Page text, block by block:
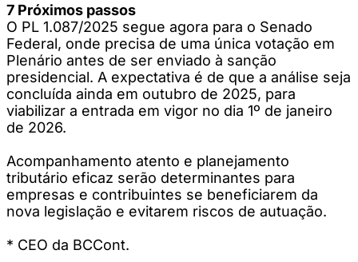
7 Próximos passos
O PL 1.087/2025 segue agora para o Senado
Federal, onde precisa de uma única votação em
Plenário antes de ser enviado à sanção
presidencial. A expectativa é de que a análise seja
concluída ainda em outubro de 2025, para
viabilizar a entrada em vigor no dia 1º de janeiro
de 2026.
Acompanhamento atento e planejamento
tributário eficaz serão determinantes para
empresas e contribuintes se beneficiarem da
nova legislação e evitarem riscos de autuação.
* CEO da BCCont.